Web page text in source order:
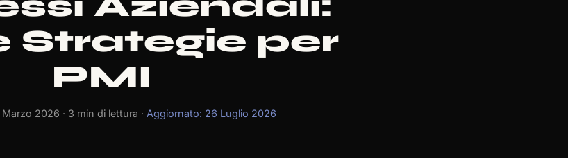
Strategie per
PMI
Marzo 2026 · 3 min di lettura · Aggiornato: 26 Luglio 2026